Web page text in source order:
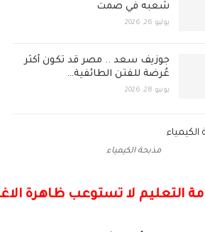
شعبه في صمت
يوليو 26, 2026
جوزيف سعد .. مصر قد تكون أكثر
عُرضة للفتن الطائفية…
يونيو 28, 2026
مذبحة الكيمياء
التعليم لا تستوعب ظاهرة